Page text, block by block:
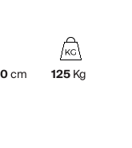
cm 125Kg